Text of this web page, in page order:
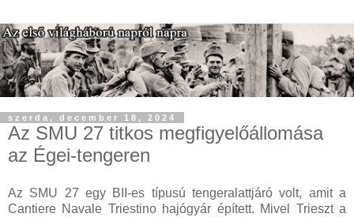
szerda, december 18, 2024
Az SMU 27 titkos megfigyelőállomása
az Égei-tengeren
Az SMU 27 egy BII-es típusú tengeralattjáró volt, amit a
Cantiere Navale Triestino hajógyár épített. Mivel Trieszt a